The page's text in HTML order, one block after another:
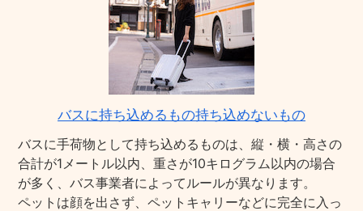
バスに持ち込めるもの持ち込めないもの
バスに手荷物として持ち込めるものは、縦・横・高さの
合計が1メートル以内、重さが10キログラム以内の場合
が多く、バス事業者によってルールが異なります。
ペットは顔を出さず、ペットキャリーなどに完全に入っ